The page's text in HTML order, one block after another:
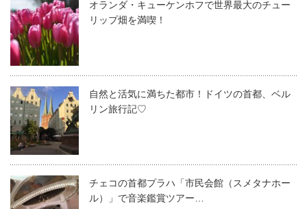
オランダ・キューケンホフで世界最大のチュー
リップ畑を満喫！
自然と活気に満ちた都市！ドイツの首都、ベル
リン旅行記♡
チェコの首都プラハ「市民会館（スメタナホー
ル）」で音楽鑑賞ツアー…